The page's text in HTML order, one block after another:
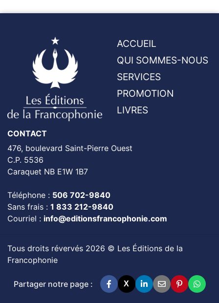
ACCUEIL
QUI SOMMES-NOUS
SERVICES
PROMOTION
LIVRES
CONTACT
476, boulevard Saint-Pierre Ouest
C.P. 5536
Caraquet NB E1W 1B7
Téléphone : 506 702-9840
Sans frais : 1 833 212-9840
Courriel : info@editionsfrancophonie.com
Tous droits révervés 2026 © Les Éditions de la
Francophonie
Partager notre page : X